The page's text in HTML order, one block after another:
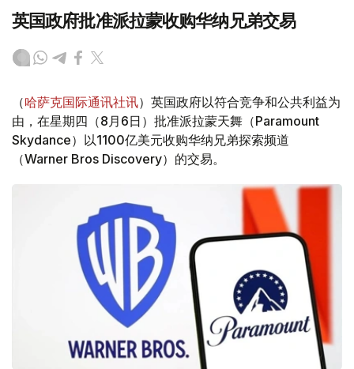
英国政府批准派拉蒙收购华纳兄弟交易
（哈萨克国际通讯社讯）英国政府以符合竞争和公共利益为
由，在星期四（8月6日）批准派拉蒙天舞（Paramount
Skydance）以1100亿美元收购华纳兄弟探索频道
（Warner Bros Discovery）的交易。